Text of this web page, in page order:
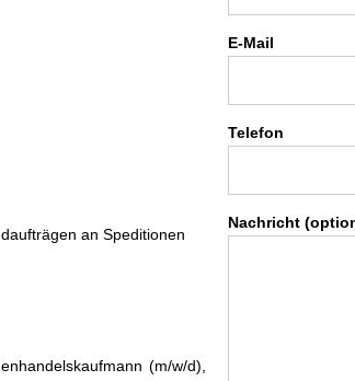
an Speditionen
(m/w/d),
E-Mail
Telefon
Nachricht